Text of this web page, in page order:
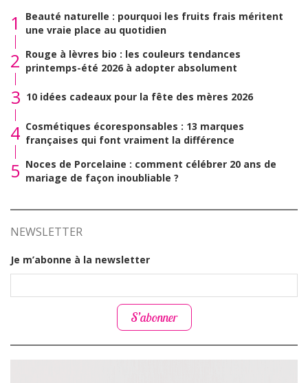
1
Beauté naturelle : pourquoi les fruits frais méritent
une vraie place au quotidien
2 Rouge à lèvres bio : les couleurs tendances
printemps-été 2026 à adopter absolument
3 10 idées cadeaux pour la fête des mères 2026
4 Cosmétiques écoresponsables : 13 marques
françaises qui font vraiment la différence
5 Noces de Porcelaine : comment célébrer 20 ans de
mariage de façon inoubliable ?
NEWSLETTER
Je m’abonne à la newsletter
S’abonner